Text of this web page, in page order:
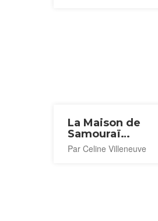
La Maison de
Samouraï
Nomura
Par Celine Villeneuve